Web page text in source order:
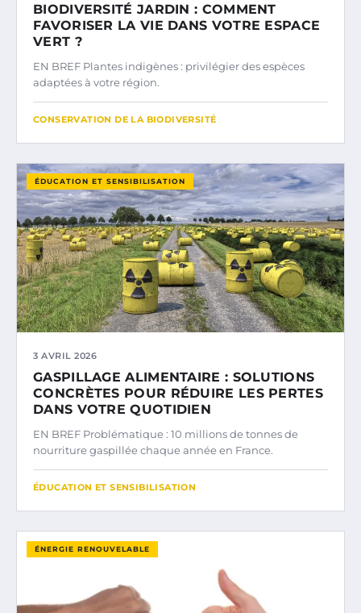
BIODIVERSITÉ JARDIN : COMMENT
FAVORISER LA VIE DANS VOTRE ESPACE
VERT ?
EN BREF Plantes indigènes : privilégier des espèces
adaptées à votre région.
CONSERVATION DE LA BIODIVERSITÉ
ÉDUCATION ET SENSIBILISATION
3 AVRIL 2026
GASPILLAGE ALIMENTAIRE : SOLUTIONS
CONCRÈTES POUR RÉDUIRE LES PERTES
DANS VOTRE QUOTIDIEN
EN BREF Problématique : 10 millions de tonnes de
nourriture gaspillée chaque année en France.
ÉDUCATION ET SENSIBILISATION
ÉNERGIE RENOUVELABLE